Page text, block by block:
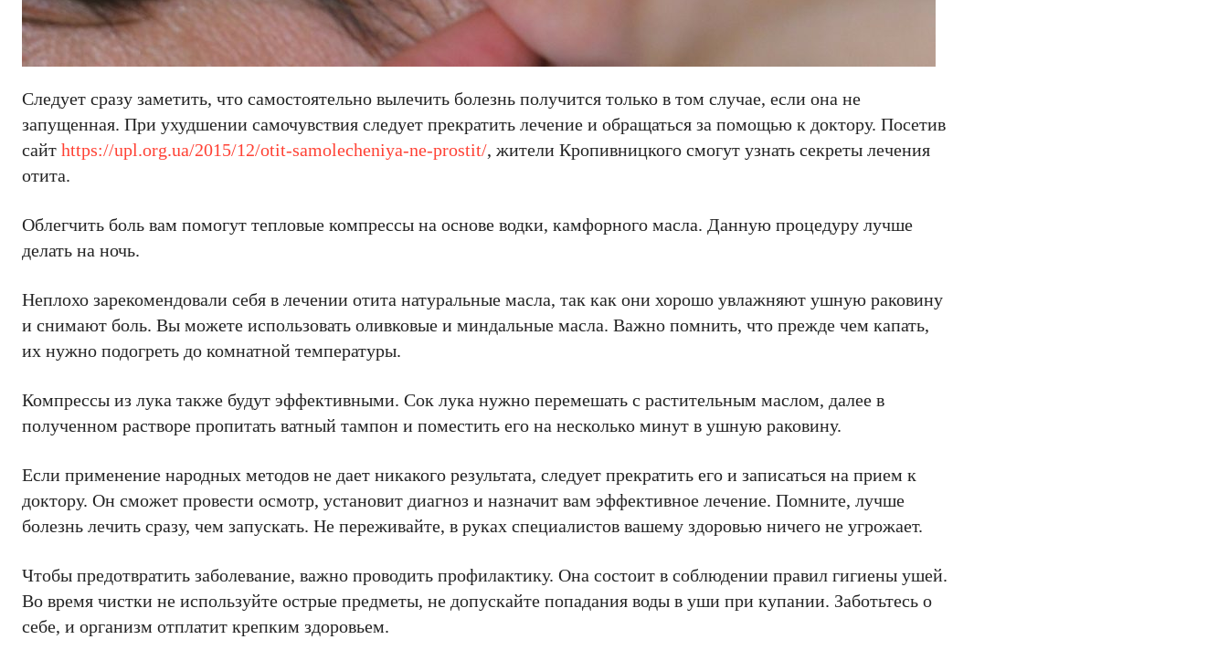
Следует сразу заметить, что самостоятельно вылечить болезнь получится только в том случае, если она не
запущенная. При ухудшении самочувствия следует прекратить лечение и обращаться за помощью к доктору. Посетив
сайт https://upl.org.ua/2015/12/otit-samolecheniya-ne-prostit/, жители Кропивницкого смогут узнать секреты лечения
отита.
Облегчить боль вам помогут тепловые компрессы на основе водки, камфорного масла. Данную процедуру лучше
делать на ночь.
Неплохо зарекомендовали себя в лечении отита натуральные масла, так как они хорошо увлажняют ушную раковину
и снимают боль. Вы можете использовать оливковые и миндальные масла. Важно помнить, что прежде чем капать,
их нужно подогреть до комнатной температуры.
Компрессы из лука также будут эффективными. Сок лука нужно перемешать с растительным маслом, далее в
полученном растворе пропитать ватный тампон и поместить его на несколько минут в ушную раковину.
Если применение народных методов не дает никакого результата, следует прекратить его и записаться на прием к
доктору. Он сможет провести осмотр, установит диагноз и назначит вам эффективное лечение. Помните, лучше
болезнь лечить сразу, чем запускать. Не переживайте, в руках специалистов вашему здоровью ничего не угрожает.
Чтобы предотвратить заболевание, важно проводить профилактику. Она состоит в соблюдении правил гигиены ушей.
Во время чистки не используйте острые предметы, не допускайте попадания воды в уши при купании. Заботьтесь о
себе, и организм отплатит крепким здоровьем.